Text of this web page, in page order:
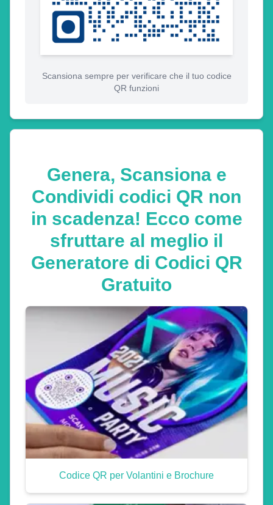
Scansiona sempre per verificare che il tuo codice
QR funzioni
Genera, Scansiona e
Condividi codici QR non
in scadenza! Ecco come
sfruttare al meglio il
Generatore di Codici QR
Gratuito
Codice QR per Volantini e Brochure